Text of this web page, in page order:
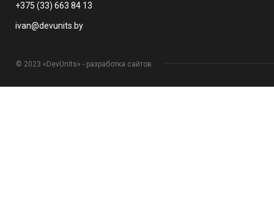
+375 (33) 663 84 13
ivan@devunits.by
© 2023 «DevUnits» - разработка сайтов